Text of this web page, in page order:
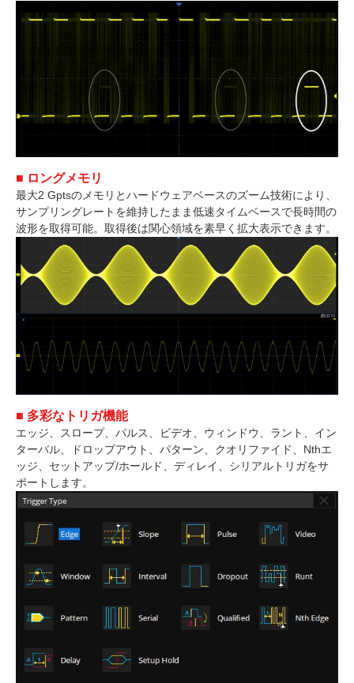
■ ロングメモリ
最大2 Gptsのメモリとハードウェアベースのズーム技術により、
サンプリングレートを維持したまま低速タイムベースで長時間の
波形を取得可能。取得後は関心領域を素早く拡大表示できます。
■ 多彩なトリガ機能
エッジ、スロープ、パルス、ビデオ、ウィンドウ、ラント、イン
ターバル、ドロップアウト、パターン、クオリファイド、Nthエ
ッジ、セットアップ/ホールド、ディレイ、シリアルトリガをサ
ポートします。